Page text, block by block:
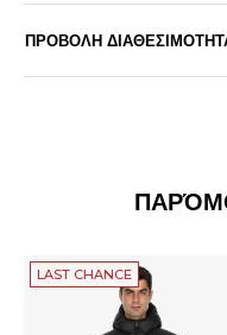
ΠΡΟΒΟΛΗ
LAST CHANCE